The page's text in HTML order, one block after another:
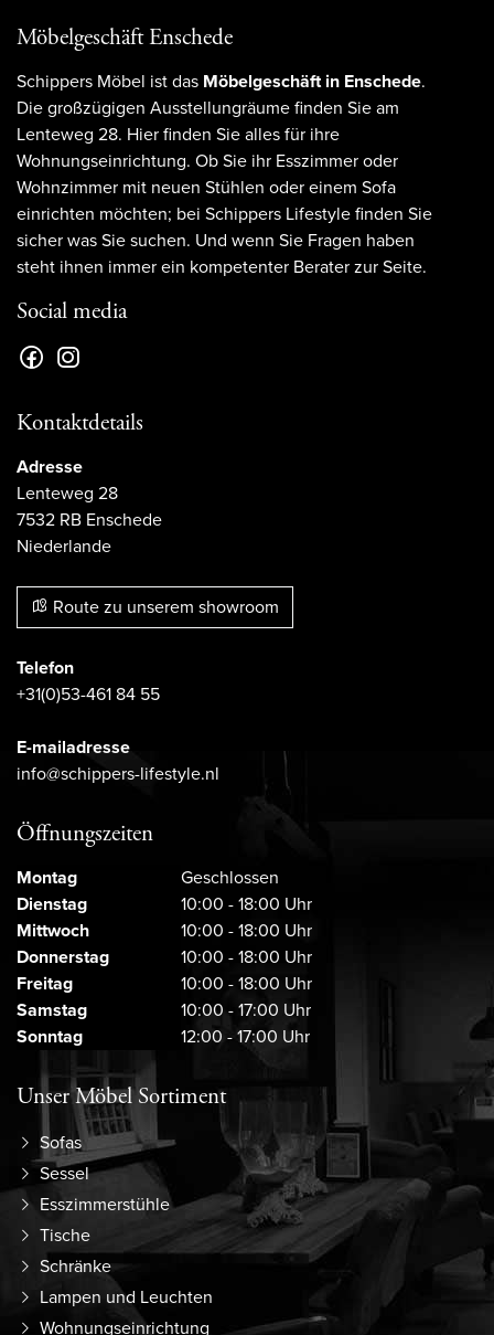
Möbelgeschäft Enschede
Schippers Möbel ist das Möbelgeschäft in Enschede.
Die großzügigen Ausstellungräume finden Sie am
Lenteweg 28. Hier finden Sie alles für ihre
Wohnungseinrichtung. Ob Sie ihr Esszimmer oder
Wohnzimmer mit neuen Stühlen oder einem Sofa
einrichten möchten; bei Schippers Lifestyle finden Sie
sicher was Sie suchen. Und wenn Sie Fragen haben
steht ihnen immer ein kompetenter Berater zur Seite.
Social media
Kontaktdetails
Adresse
Lenteweg 28
7532 RB Enschede
Niederlande
Route zu unserem showroom
Telefon
+31(0)53-461 84 55
E-mailadresse
info@schippers-lifestyle.nl
Öffnungszeiten
Montag
Geschlossen
Dienstag
10:00 - 18:00 Uhr
Mittwoch
10:00 - 18:00 Uhr
Donnerstag
10:00 - 18:00 Uhr
Freitag
10:00 - 18:00 Uhr
Samstag
10:00 - 17:00 Uhr
Sonntag
12:00 - 17:00 Uhr
Unser Möbel Sortiment
Sofas
Sessel
Esszimmerstühle
Tische
Schränke
Lampen und Leuchten
Wohnungseinrichtung